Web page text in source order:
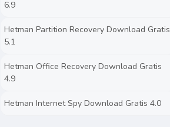
6.9
Hetman Partition Recovery Download Gratis
5.1
Hetman Office Recovery Download Gratis
4.9
Hetman Internet Spy Download Gratis 4.0